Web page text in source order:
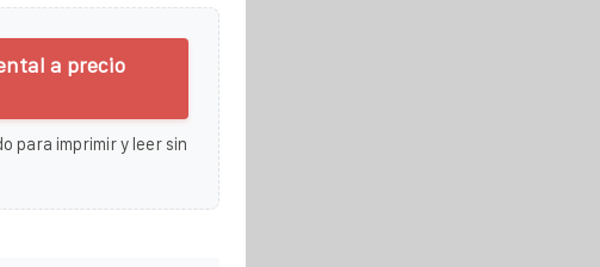
a precio
para imprimir y leer sin